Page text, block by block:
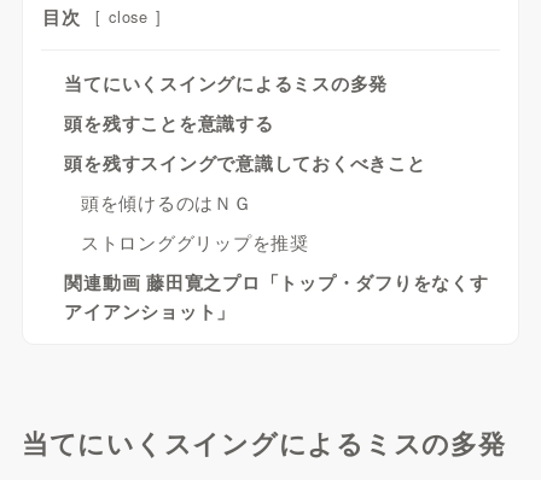
目次 [ close ]
当てにいくスイングによるミスの多発
頭を残すことを意識する
頭を残すスイングで意識しておくべきこと
頭を傾けるのはＮＧ
ストロンググリップを推奨
関連動画 藤田寛之プロ「トップ・ダフりをなくす
アイアンショット」
当てにいくスイングによるミスの多発